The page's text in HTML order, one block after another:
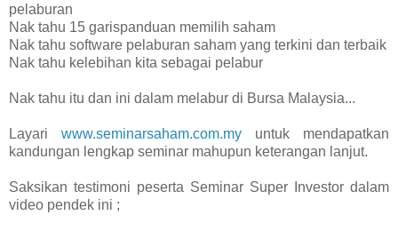
pelaburan
Nak tahu 15 garispanduan memilih saham
Nak tahu software pelaburan saham yang terkini dan terbaik
Nak tahu kelebihan kita sebagai pelabur
Nak tahu itu dan ini dalam melabur di Bursa Malaysia...
Layari www.seminarsaham.com.my untuk mendapatkan
kandungan lengkap seminar mahupun keterangan lanjut.
Saksikan testimoni peserta Seminar Super Investor dalam
video pendek ini ;